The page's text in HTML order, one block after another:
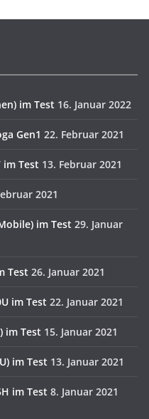
im Test 16. Januar 2022
Gen1 22. Februar 2021
im Test 13. Februar 2021
2021
im Test 29. Januar
Test 26. Januar 2021
im Test 22. Januar 2021
im Test 15. Januar 2021
im Test 13. Januar 2021
im Test 8. Januar 2021